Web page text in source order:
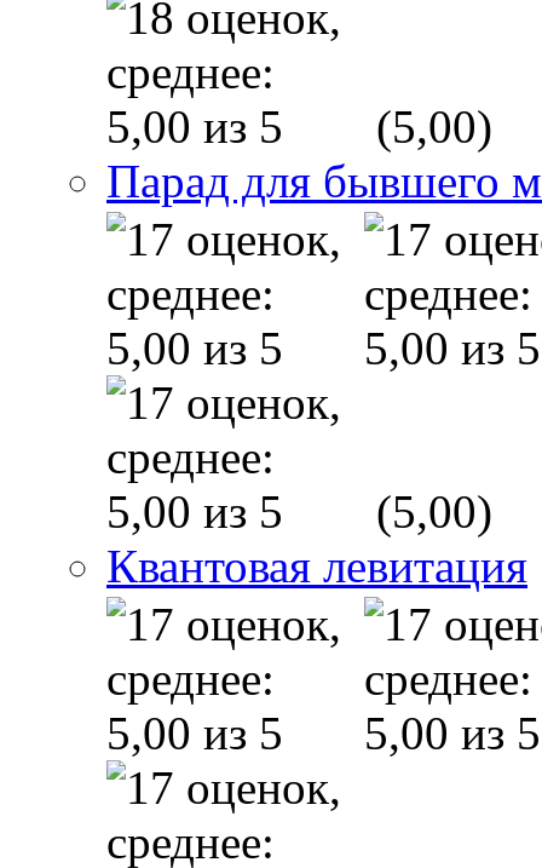
(5,00)
Парад для бывшего
(5,00)
Квантовая левитация